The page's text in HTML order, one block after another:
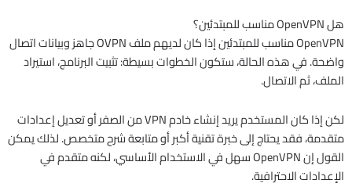
هل OpenVPN مناسب للمبتدئين؟
OpenVPN مناسب للمبتدئين إذا كان لديهم ملف OVPN جاهز وبيانات اتصال
واضحة. في هذه الحالة، ستكون الخطوات بسيطة: تثبيت البرنامج، استيراد
الملف، ثم الاتصال.
لكن إذا كان المستخدم يريد إنشاء خادم VPN من الصفر أو تعديل إعدادات
متقدمة، فقد يحتاج إلى خبرة تقنية أكبر أو متابعة شرح متخصص. لذلك يمكن
القول إن OpenVPN سهل في الاستخدام الأساسي، لكنه متقدم في
الإعدادات الاحترافية.